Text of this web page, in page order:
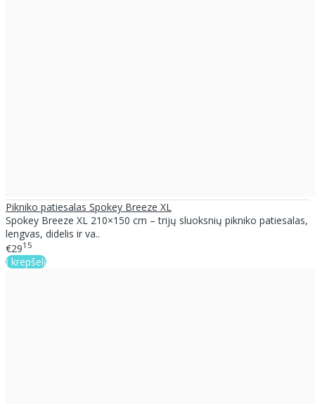
Pikniko patiesalas Spokey Breeze XL
Spokey Breeze XL 210×150 cm – trijų sluoksnių pikniko patiesalas,
lengvas, didelis ir va..
€2915
Į krepšelį